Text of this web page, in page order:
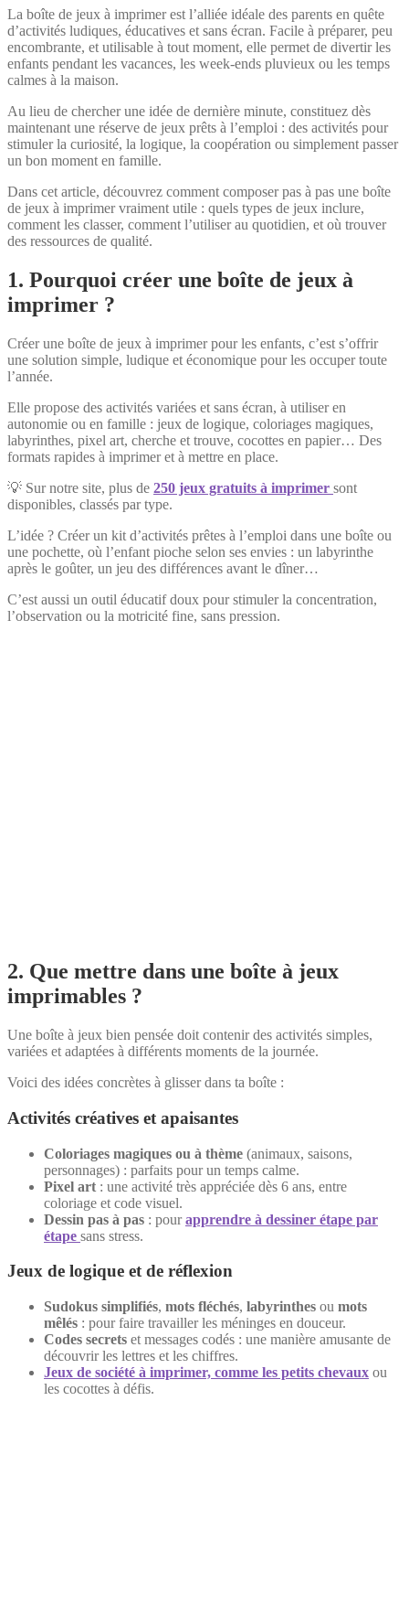
La boîte de jeux à imprimer est l’alliée idéale des parents en quête
d’activités ludiques, éducatives et sans écran. Facile à préparer, peu
encombrante, et utilisable à tout moment, elle permet de divertir les
enfants pendant les vacances, les week-ends pluvieux ou les temps
calmes à la maison.
Au lieu de chercher une idée de dernière minute, constituez dès
maintenant une réserve de jeux prêts à l’emploi : des activités pour
stimuler la curiosité, la logique, la coopération ou simplement passer
un bon moment en famille.
Dans cet article, découvrez comment composer pas à pas une boîte
de jeux à imprimer vraiment utile : quels types de jeux inclure,
comment les classer, comment l’utiliser au quotidien, et où trouver
des ressources de qualité.
1. Pourquoi créer une boîte de jeux à
imprimer ?
Créer une boîte de jeux à imprimer pour les enfants, c’est s’offrir
une solution simple, ludique et économique pour les occuper toute
l’année.
Elle propose des activités variées et sans écran, à utiliser en
autonomie ou en famille : jeux de logique, coloriages magiques,
labyrinthes, pixel art, cherche et trouve, cocottes en papier… Des
formats rapides à imprimer et à mettre en place.
💡 Sur notre site, plus de 250 jeux gratuits à imprimer sont
disponibles, classés par type.
L’idée ? Créer un kit d’activités prêtes à l’emploi dans une boîte ou
une pochette, où l’enfant pioche selon ses envies : un labyrinthe
après le goûter, un jeu des différences avant le dîner…
C’est aussi un outil éducatif doux pour stimuler la concentration,
l’observation ou la motricité fine, sans pression.
2. Que mettre dans une boîte à jeux
imprimables ?
Une boîte à jeux bien pensée doit contenir des activités simples,
variées et adaptées à différents moments de la journée.
Voici des idées concrètes à glisser dans ta boîte :
Activités créatives et apaisantes
Coloriages magiques ou à thème (animaux, saisons,
personnages) : parfaits pour un temps calme.
Pixel art : une activité très appréciée dès 6 ans, entre
coloriage et code visuel.
Dessin pas à pas : pourapprendre à dessiner étape par
étape sans stress.
Jeux de logique et de réflexion
Sudokus simplifiés, mots fléchés, labyrinthes ou mots
mêlés : pour faire travailler les méninges en douceur.
Codes secrets et messages codés : une manière amusante de
découvrir les lettres et les chiffres.
Jeux de société à imprimer, comme les petits chevaux ou
les cocottes à défis.